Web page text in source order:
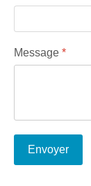
Message *
Envoyer